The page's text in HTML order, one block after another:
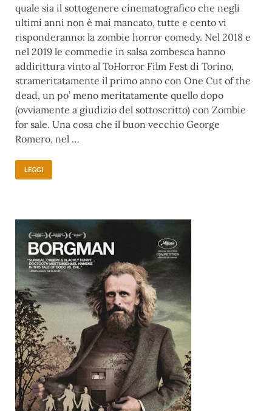
quale sia il sottogenere cinematografico che negli
ultimi anni non è mai mancato, tutte e cento vi
risponderanno: la zombie horror comedy. Nel 2018 e
nel 2019 le commedie in salsa zombesca hanno
addirittura vinto al ToHorror Film Fest di Torino,
strameritatamente il primo anno con One Cut of the
dead, un po’ meno meritatamente quello dopo
(ovviamente a giudizio del sottoscritto) con Zombie
for sale. Una cosa che il buon vecchio George
Romero, nel …
LEGGI